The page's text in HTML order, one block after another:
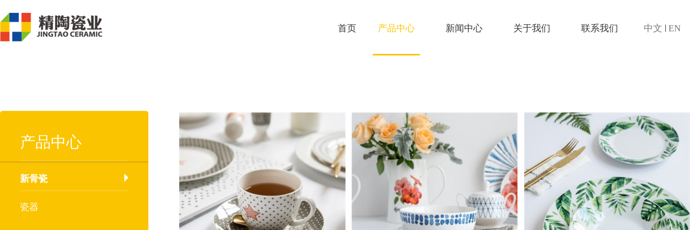
首页 产品中心 新闻中心 关于我们 联系我们 中文 | EN
产品中心
新骨瓷
瓷器